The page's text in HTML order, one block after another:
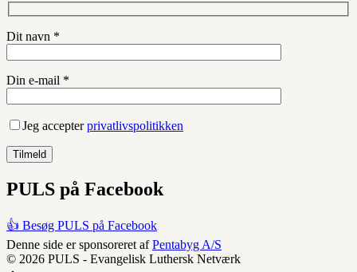
Dit navn *
Din e-mail *
Jeg accepterprivatlivspolitikken
PULS på Facebook
👍 Besøg PULS på Facebook
Denne side er sponsoreret afPentabyg A/S
© 2026 PULS - Evangelisk Luthersk Netværk